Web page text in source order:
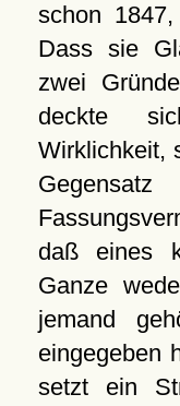
schon
Dass sie
zwei
deckte
Wirklichkeit,
daß eines
Ganze
jemand
eingegeben
setzt ein